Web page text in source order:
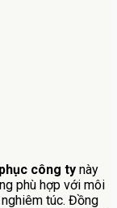
công ty này
phù hợp với môi
túc. Đồng